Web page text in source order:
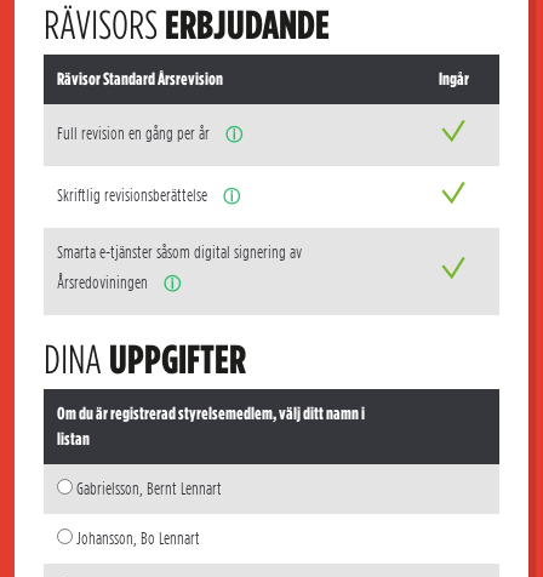
RÄVISORSERBJUDANDE
Rävisor Standard Årsrevision Ingår
Full revision en gång per år ⓘ
Skriftlig revisionsberättelse ⓘ
Smarta e-tjänster såsom digital signering av
Årsredoviningen
ⓘ
DINA UPPGIFTER
Om du är registrerad styrelsemedlem, välj ditt namn i
listan
Gabrielsson, Bernt Lennart
Johansson, Bo Lennart